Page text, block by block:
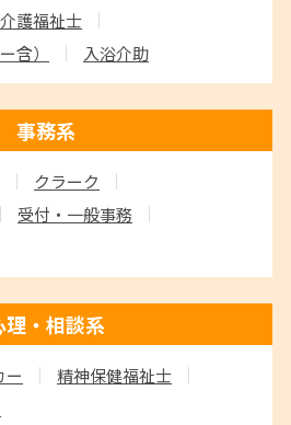
介護福祉士
含） 入浴介助
事務系
クラーク
受付・一般事務
理・相談系
ー
精神保健福祉士